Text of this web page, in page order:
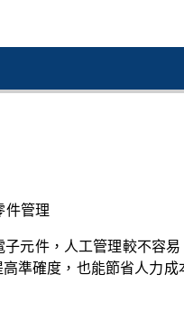
件管理
元件，人工管理較不容
準確度，也能節省人力成